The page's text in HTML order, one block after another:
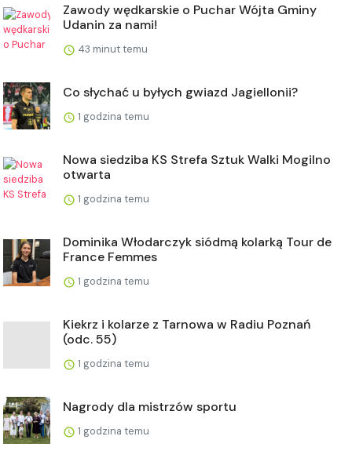
Zawody wędkarskie o Puchar Wójta Gminy
Udanin za nami!
43 minut temu
Co słychać u byłych gwiazd Jagiellonii?
1 godzina temu
Nowa siedziba KS Strefa Sztuk Walki Mogilno
otwarta
1 godzina temu
Dominika Włodarczyk siódmą kolarką Tour de
France Femmes
1 godzina temu
Kiekrz i kolarze z Tarnowa w Radiu Poznań
(odc. 55)
1 godzina temu
Nagrody dla mistrzów sportu
1 godzina temu